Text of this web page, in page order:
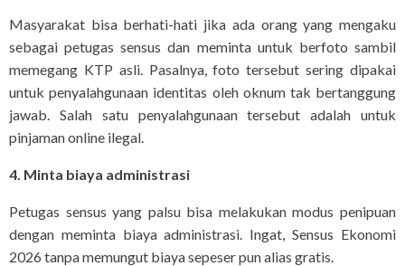
Masyarakat bisa berhati-hati jika ada orang yang mengaku
sebagai petugas sensus dan meminta untuk berfoto sambil
memegang KTP asli. Pasalnya, foto tersebut sering dipakai
untuk penyalahgunaan identitas oleh oknum tak bertanggung
jawab. Salah satu penyalahgunaan tersebut adalah untuk
pinjaman online ilegal.
4. Minta biaya administrasi
Petugas sensus yang palsu bisa melakukan modus penipuan
dengan meminta biaya administrasi. Ingat, Sensus Ekonomi
2026 tanpa memungut biaya sepeser pun alias gratis.